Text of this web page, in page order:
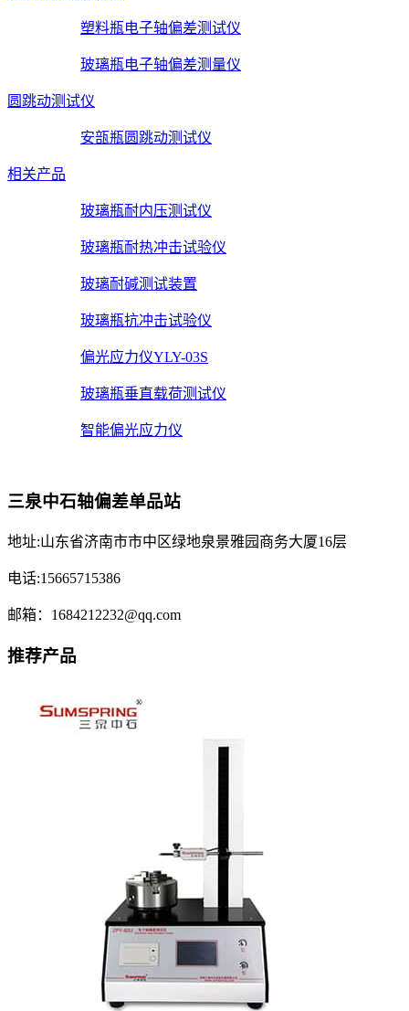
塑料瓶电子轴偏差测试仪
玻璃瓶电子轴偏差测量仪
圆跳动测试仪
安瓿瓶圆跳动测试仪
相关产品
玻璃瓶耐内压测试仪
玻璃瓶耐热冲击试验仪
玻璃耐碱测试装置
玻璃瓶抗冲击试验仪
偏光应力仪YLY-03S
玻璃瓶垂直载荷测试仪
智能偏光应力仪
三泉中石轴偏差单品站
地址:山东省济南市市中区绿地泉景雅园商务大厦16层
电话:15665715386
邮箱：1684212232@qq.com
推荐产品